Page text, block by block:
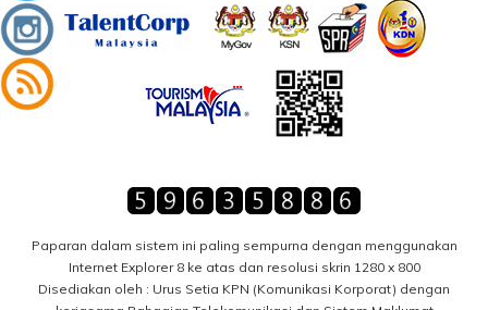
Paparan dalam sistem ini paling sempurna dengan menggunakan
Internet Explorer 8 ke atas dan resolusi skrin 1280 x 800
Disediakan oleh : Urus Setia KPN (Komunikasi Korporat) dengan